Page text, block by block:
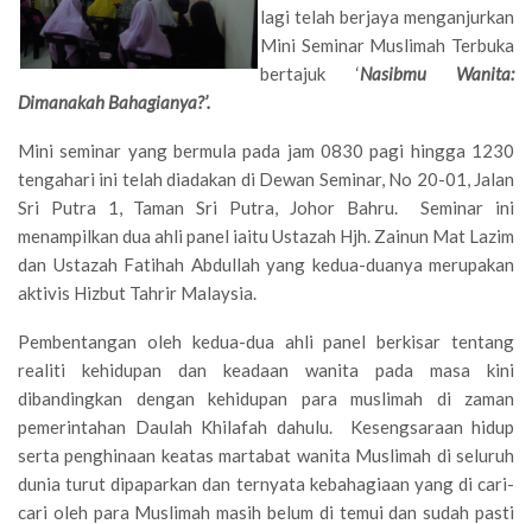
lagi telah berjaya menganjurkan
Mini Seminar Muslimah Terbuka
bertajuk ‘Nasibmu Wanita:
Dimanakah Bahagianya?’.
Mini seminar yang bermula pada jam 0830 pagi hingga 1230
tengahari ini telah diadakan di Dewan Seminar, No 20-01, Jalan
Sri Putra 1, Taman Sri Putra, Johor Bahru. Seminar ini
menampilkan dua ahli panel iaitu Ustazah Hjh. Zainun Mat Lazim
dan Ustazah Fatihah Abdullah yang kedua-duanya merupakan
aktivis Hizbut Tahrir Malaysia.
Pembentangan oleh kedua-dua ahli panel berkisar tentang
realiti kehidupan dan keadaan wanita pada masa kini
dibandingkan dengan kehidupan para muslimah di zaman
pemerintahan Daulah Khilafah dahulu. Kesengsaraan hidup
serta penghinaan keatas martabat wanita Muslimah di seluruh
dunia turut dipaparkan dan ternyata kebahagiaan yang di cari-
cari oleh para Muslimah masih belum di temui dan sudah pasti